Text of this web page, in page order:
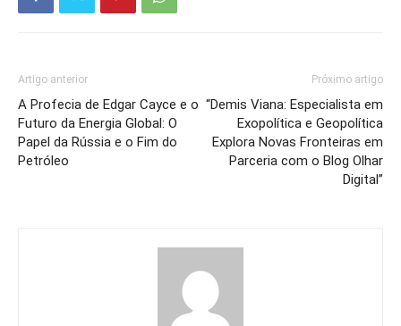
Artigo anterior
A Profecia de Edgar Cayce e o
Futuro da Energia Global: O
Papel da Rússia e o Fim do
Petróleo
Próximo artigo
“Demis Viana: Especialista em
Exopolítica e Geopolítica
Explora Novas Fronteiras em
Parceria com o Blog Olhar
Digital”